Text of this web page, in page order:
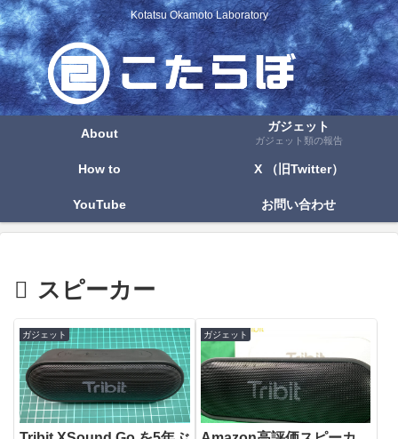
Kotatsu Okamoto Laboratory
About ガジェット
ガジェット類の報告
How to X （旧Twitter）
YouTube お問い合わせ
スピーカー
ガジェット ガジェット